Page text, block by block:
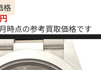
格
円
時点の参考買取価格です